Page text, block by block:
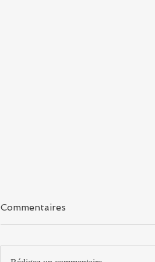
Sikkisme
Saviez vous que le Sikkisme est la
Commentaires